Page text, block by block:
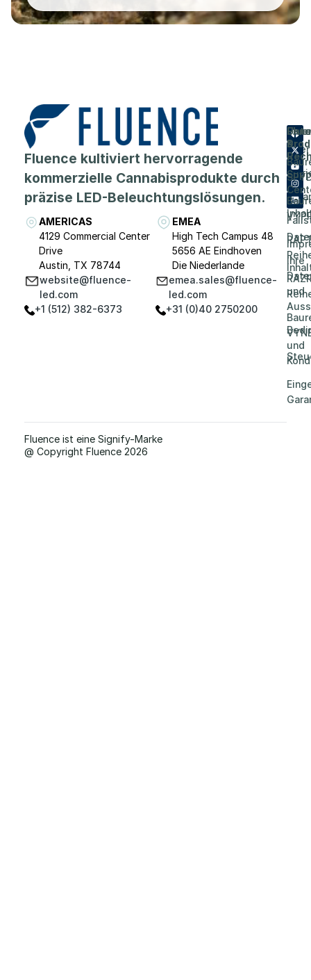
Fluence kultiviert hervorragende
kommerzielle Cannabisprodukte durch
präzise LED-Beleuchtungslösungen.
AMERICAS
4129 Commercial Center
Drive
Austin, TX 78744
website@fluence-
led.com
+1 (512) 382-6373
EMEA
High Tech Campus 48
5656 AE Eindhoven
Die Niederlande
emea.sales@fluence-
led.com
+31 (0)40 2750200
Über
&
Ihre
und
und
Fluence ist eine Signify-Marke
@ Copyright Fluence 2026